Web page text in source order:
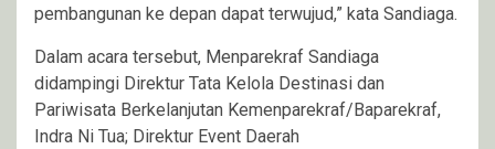
pembangunan ke depan dapat terwujud,” kata Sandiaga.
Dalam acara tersebut, Menparekraf Sandiaga
didampingi Direktur Tata Kelola Destinasi dan
Pariwisata Berkelanjutan Kemenparekraf/Baparekraf,
Indra Ni Tua; Direktur Event Daerah